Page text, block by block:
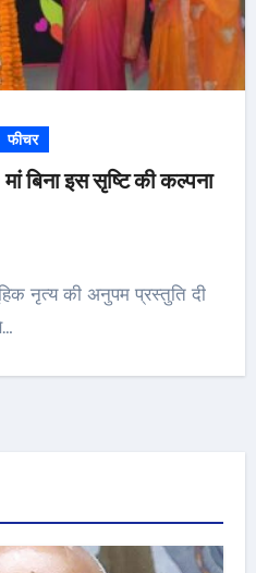
फीचर
बिना इस सृष्टि की कल्पना